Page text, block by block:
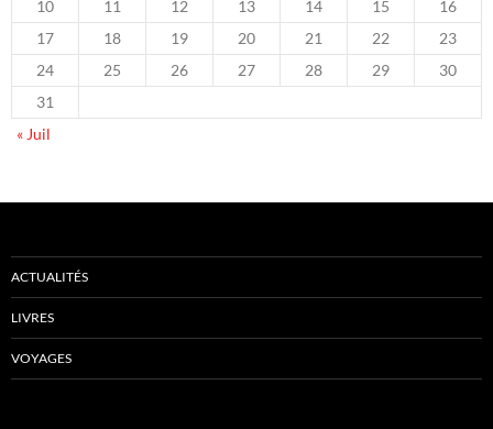
10
11 12 13 14 15
16
17
18 19 20 21 22
23
24
25 26 27 28 29
30
31
« Juil
ACTUALITÉS
LIVRES
VOYAGES